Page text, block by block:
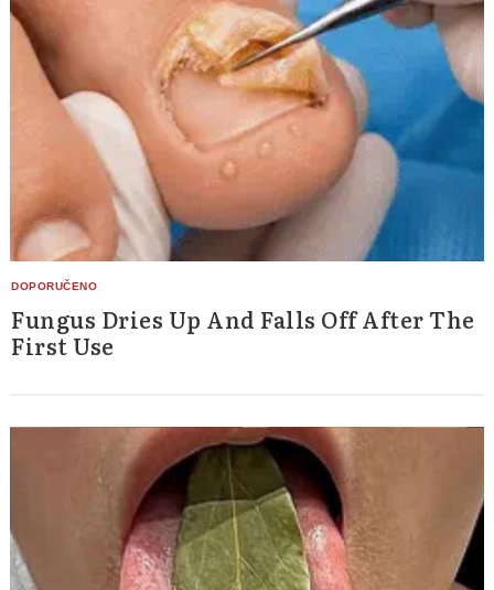
Fungus Dries Up And Falls Off After The
First Use